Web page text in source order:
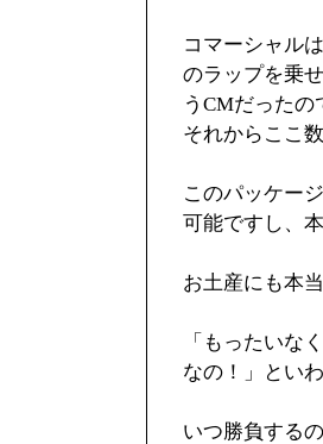
コマーシャル
のラップを乗
うCMだった
それからここ
このパッケー
可能ですし、
お土産にも本
「もったいな
なの！」とい
いつ勝負する